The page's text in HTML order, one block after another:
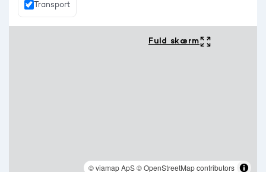
Transport
Fuld skærm
© viamap ApS© OpenStreetMap contributors